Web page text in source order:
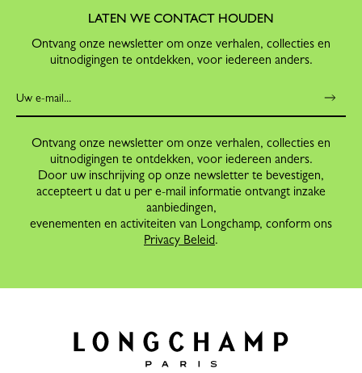
LATEN WE CONTACT HOUDEN
Ontvang onze newsletter om onze verhalen, collecties en
uitnodigingen te ontdekken, voor iedereen anders.
Ontvang onze newsletter om onze verhalen, collecties en
uitnodigingen te ontdekken, voor iedereen anders.
Door uw inschrijving op onze newsletter te bevestigen,
accepteert u dat u per e-mail informatie ontvangt inzake
aanbiedingen,
evenementen en activiteiten van Longchamp, conform ons
Privacy Beleid.